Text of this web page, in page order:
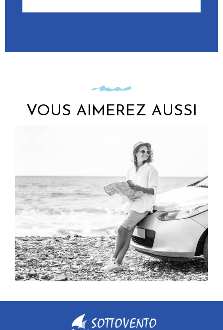
VOUS AIMEREZ AUSSI
Naxos Hopping